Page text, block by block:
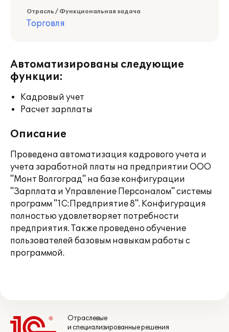
Отрасль / Функциональная задача
Торговля
Автоматизированы следующие
функции:
Кадровый учет
Расчет зарплаты
Описание
Проведена автоматизация кадрового учета и
учета заработной платы на предприятии ООО
"Монт Волгоград" на базе конфигурации
"Зарплата и Управление Персоналом" системы
программ "1С:Предприятие 8". Конфигурация
полностью удовлетворяет потребности
предприятия. Также проведено обучение
пользователей базовым навыкам работы с
программой.
Отраслевые
и специализированные решения